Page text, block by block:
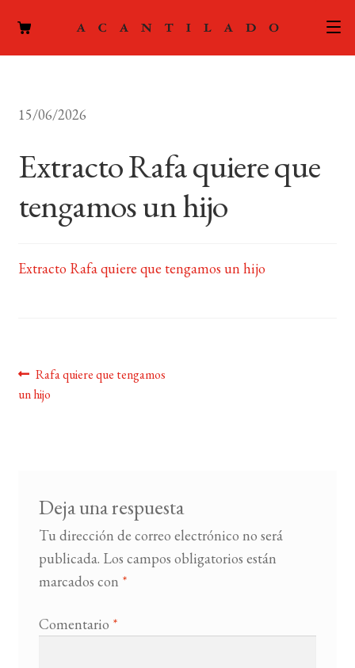
menú
ACTUALIDAD
PODCAST
FOREIGN RIGHTS
15/06/2026
Extracto Rafa quiere que
tengamos un hijo
Extracto Rafa quiere que tengamos un hijo
Navegación
de
Anterior:
Rafa quiere que tengamos
un hijo
Deja una respuesta
Tu dirección de correo electrónico no será
publicada. Los campos obligatorios están
marcados con *
Comentario *